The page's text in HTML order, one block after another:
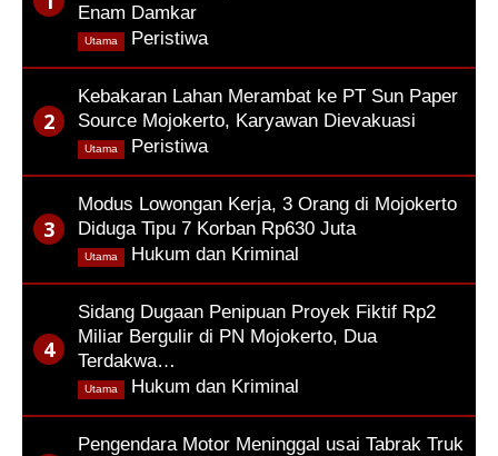
Enam Damkar
Peristiwa
Utama
Kebakaran Lahan Merambat ke PT Sun Paper
Source Mojokerto, Karyawan Dievakuasi
Peristiwa
Utama
Modus Lowongan Kerja, 3 Orang di Mojokerto
Diduga Tipu 7 Korban Rp630 Juta
Hukum dan Kriminal
Utama
Sidang Dugaan Penipuan Proyek Fiktif Rp2
Miliar Bergulir di PN Mojokerto, Dua
Terdakwa…
Hukum dan Kriminal
Utama
Pengendara Motor Meninggal usai Tabrak Truk